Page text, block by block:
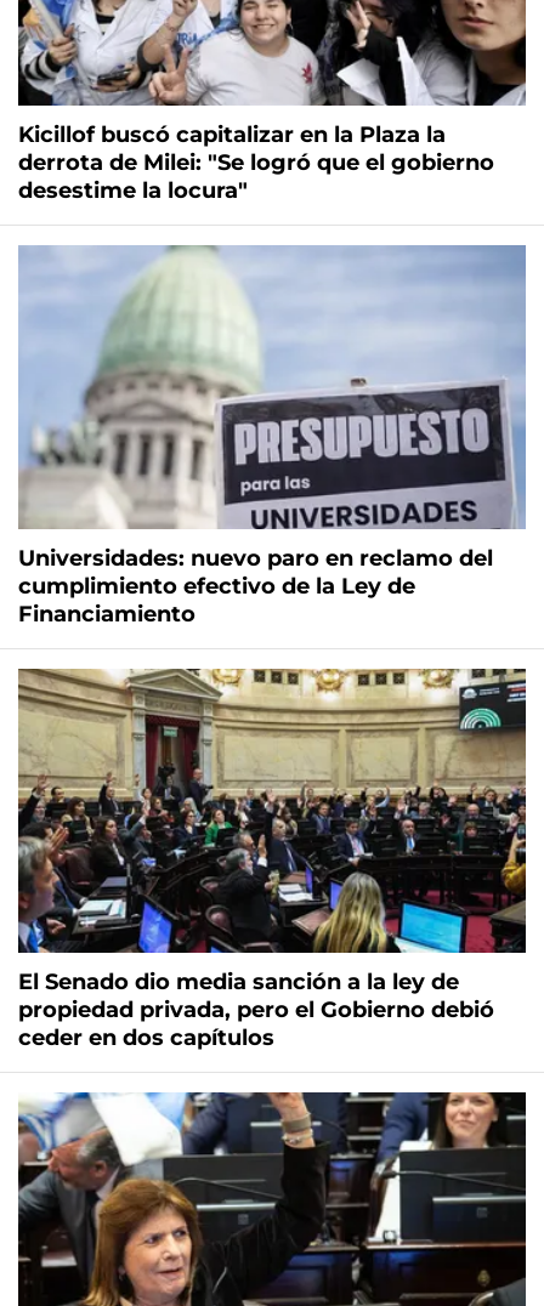
Kicillof buscó capitalizar en la Plaza la
derrota de Milei: "Se logró que el gobierno
desestime la locura"
Universidades: nuevo paro en reclamo del
cumplimiento efectivo de la Ley de
Financiamiento
El Senado dio media sanción a la ley de
propiedad privada, pero el Gobierno debió
ceder en dos capítulos